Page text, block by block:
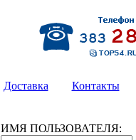
Доставка Контакты
ИМЯ ПОЛЬЗОВАТЕЛЯ: